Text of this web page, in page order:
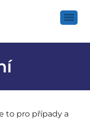
to pro případy a